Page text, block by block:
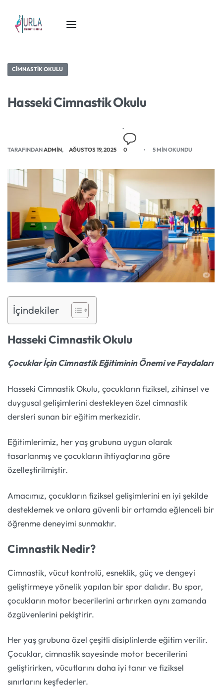
CIMNASTIK OKULU
Hasseki Cimnastik Okulu
TARAFINDANADMIN AĞUSTOS 19, 2025 0 5 MIN OKUNDU
İçindekiler
Hasseki Cimnastik Okulu
Çocuklar İçin Cimnastik Eğitiminin Önemi ve Faydaları
Hasseki Cimnastik Okulu, çocukların fiziksel, zihinsel ve
duygusal gelişimlerini destekleyen özel cimnastik
dersleri sunan bir eğitim merkezidir.
Eğitimlerimiz, her yaş grubuna uygun olarak
tasarlanmış ve çocukların ihtiyaçlarına göre
özelleştirilmiştir.
Amacımız, çocukların fiziksel gelişimlerini en iyi şekilde
desteklemek ve onlara güvenli bir ortamda eğlenceli bir
öğrenme deneyimi sunmaktır.
Cimnastik Nedir?
Cimnastik, vücut kontrolü, esneklik, güç ve dengeyi
geliştirmeye yönelik yapılan bir spor dalıdır. Bu spor,
çocukların motor becerilerini artırırken aynı zamanda
özgüvenlerini pekiştirir.
Her yaş grubuna özel çeşitli disiplinlerde eğitim verilir.
Çocuklar, cimnastik sayesinde motor becerilerini
geliştirirken, vücutlarını daha iyi tanır ve fiziksel
sınırlarını keşfederler.